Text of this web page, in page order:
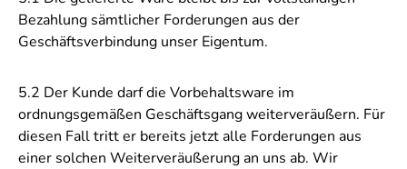
Bezahlung sämtlicher Forderungen aus der
Geschäftsverbindung unser Eigentum.
5.2 Der Kunde darf die Vorbehaltsware im
ordnungsgemäßen Geschäftsgang weiterveräußern. Für
diesen Fall tritt er bereits jetzt alle Forderungen aus
einer solchen Weiterveräußerung an uns ab. Wir